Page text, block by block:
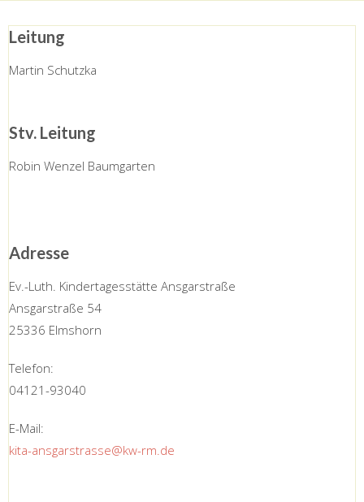
Leitung
Martin Schutzka
Stv. Leitung
Robin Wenzel Baumgarten
Adresse
Ev.-Luth. Kindertagesstätte Ansgarstraße
Ansgarstraße 54
25336 Elmshorn
Telefon:
04121-93040
E-Mail:
kita-ansgarstrasse@kw-rm.de